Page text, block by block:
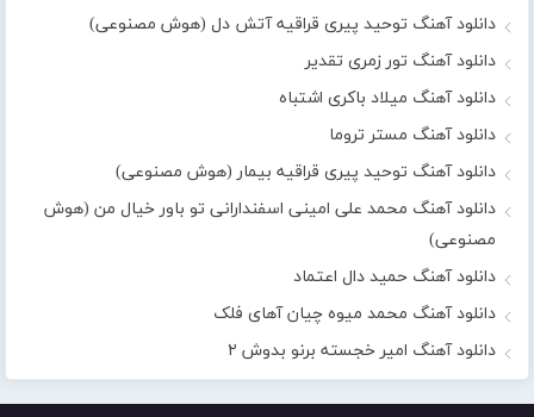
دانلود آهنگ توحید پیری قراقیه آتش دل (هوش مصنوعی)
دانلود آهنگ تور زمری تقدیر
دانلود آهنگ میلاد باکری اشتباه
دانلود آهنگ مستر تروما
دانلود آهنگ توحید پیری قراقیه بیمار (هوش مصنوعی)
دانلود آهنگ محمد علی امینی اسفندارانی تو باور خیال من (هوش
مصنوعی)
دانلود آهنگ حمید دال اعتماد
دانلود آهنگ محمد میوه چیان آهای فلک
دانلود آهنگ امیر خجسته برنو بدوش ۲